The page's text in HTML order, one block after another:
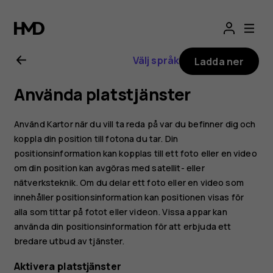
för
Nokia
6.2
Välj språk Ladda ner
Använda platstjänster
Använd Kartor när du vill ta reda på var du befinner dig och
koppla din position till fotona du tar. Din
positionsinformation kan kopplas till ett foto eller en video
om din position kan avgöras med satellit- eller
nätverksteknik. Om du delar ett foto eller en video som
innehåller positionsinformation kan positionen visas för
alla som tittar på fotot eller videon. Vissa appar kan
använda din positionsinformation för att erbjuda ett
bredare utbud av tjänster.
Aktivera platstjänster